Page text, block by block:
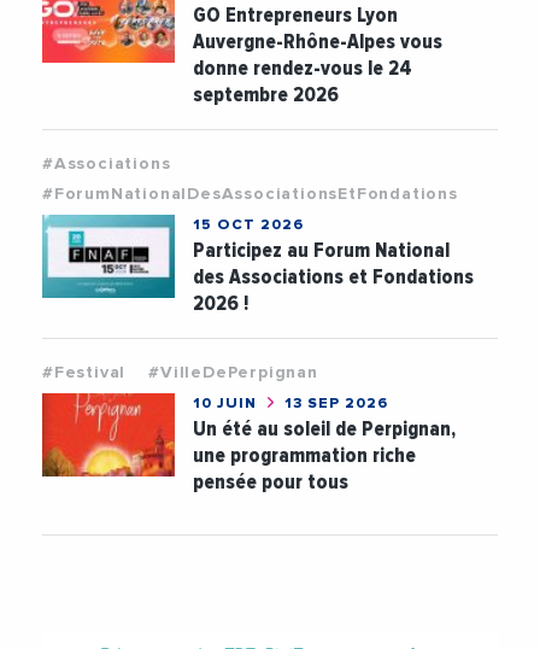
GO Entrepreneurs Lyon
Auvergne-Rhône-Alpes vous
donne rendez-vous le 24
septembre 2026
#Associations
#ForumNationalDesAssociationsEtFondations
15 OCT 2026
Participez au Forum National
des Associations et Fondations
2026 !
#Festival #VilleDePerpignan
10 JUIN 13 SEP 2026
Un été au soleil de Perpignan,
une programmation riche
pensée pour tous